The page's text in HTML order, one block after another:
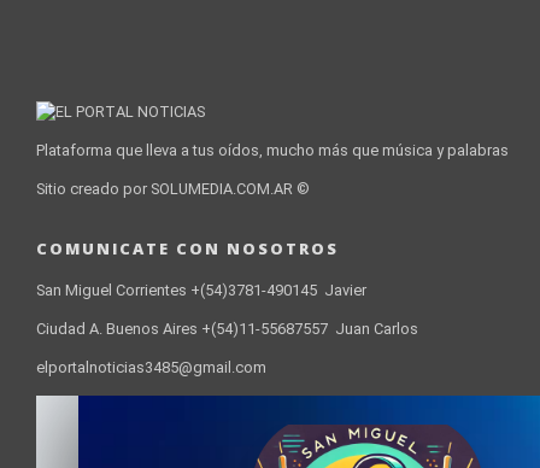
Plataforma que lleva a tus oídos, mucho más que música y palabras
Sitio creado por SOLUMEDIA.COM.AR ©
COMUNICATE CON NOSOTROS
San Miguel Corrientes +(54)3781-490145 Javier
Ciudad A. Buenos Aires +(54)11-55687557 Juan Carlos
elportalnoticias3485@gmail.com